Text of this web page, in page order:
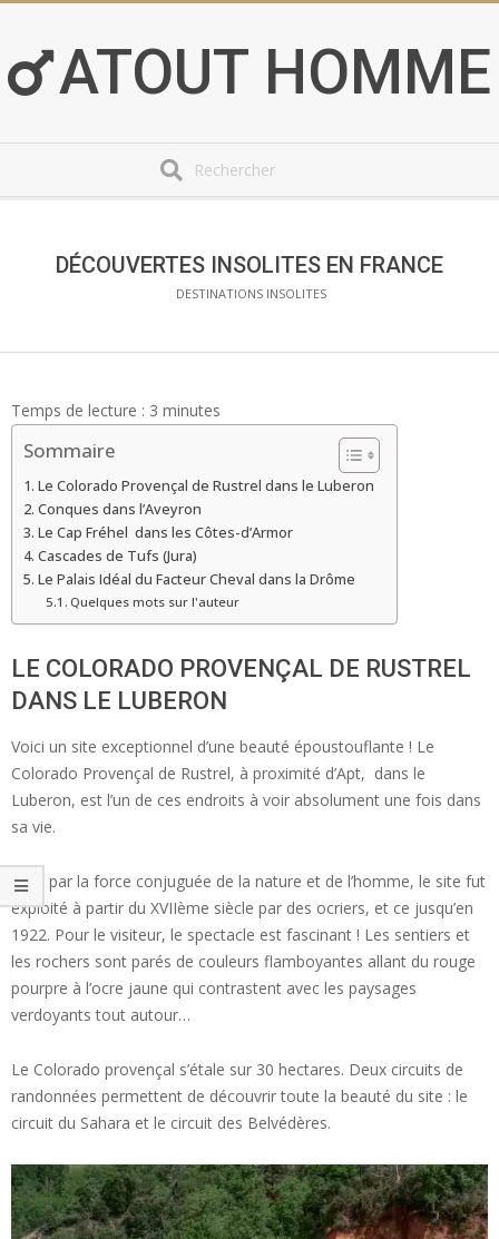
content ATOUT HOMME
DÉCOUVERTES INSOLITES EN FRANCE
DESTINATIONS INSOLITES
Temps de lecture : 3 minutes
Sommaire
Le Colorado Provençal de Rustrel dans le Luberon
Conques dans l’Aveyron
Le Cap Fréhel dans les Côtes-d’Armor
Cascades de Tufs (Jura)
Le Palais Idéal du Facteur Cheval dans la Drôme
Quelques mots sur l'auteur
LE COLORADO PROVENÇAL DE RUSTREL
DANS LE LUBERON
Voici un site exceptionnel d’une beauté époustouflante ! Le
Colorado Provençal de Rustrel, à proximité d’Apt, dans le
Luberon, est l’un de ces endroits à voir absolument une fois dans
sa vie.
Créé par la force conjuguée de la nature et de l’homme, le site fut
exploité à partir du XVIIème siècle par des ocriers, et ce jusqu’en
1922. Pour le visiteur, le spectacle est fascinant ! Les sentiers et
les rochers sont parés de couleurs flamboyantes allant du rouge
pourpre à l’ocre jaune qui contrastent avec les paysages
verdoyants tout autour…
Le Colorado provençal s’étale sur 30 hectares. Deux circuits de
randonnées permettent de découvrir toute la beauté du site : le
circuit du Sahara et le circuit des Belvédères.